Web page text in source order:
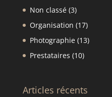
Non classé(3)
Organisation (17)
Photographie(13)
Prestataires (10)
Articles récents